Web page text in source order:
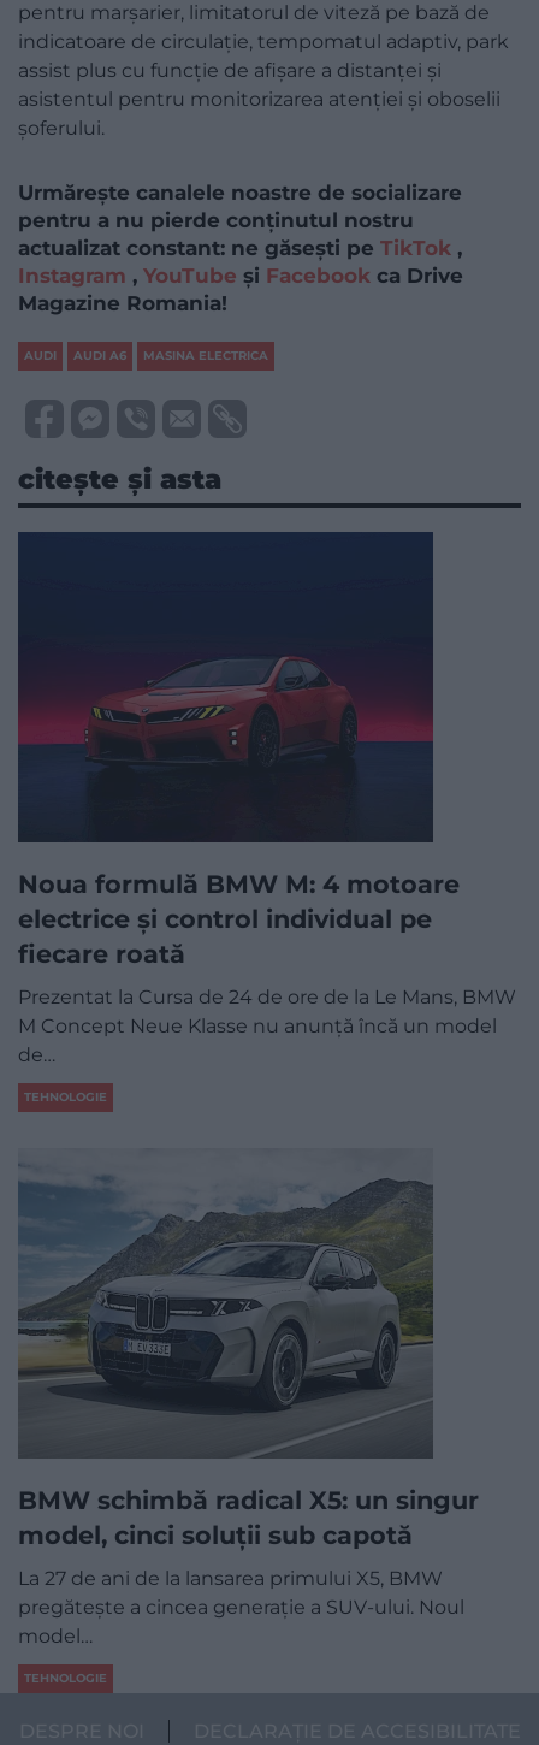
pentru marșarier, limitatorul de viteză pe bază de
indicatoare de circulație, tempomatul adaptiv, park
assist plus cu funcție de afișare a distanței și
asistentul pentru monitorizarea atenției și oboselii
șoferului.
Urmărește canalele noastre de socializare
pentru a nu pierde conținutul nostru
actualizat constant: ne găsești pe TikTok ,
Instagram , YouTube și Facebook ca Drive
Magazine Romania!
AUDI AUDI A6 MASINA ELECTRICA
citește și asta
Noua formulă BMW M: 4 motoare
electrice și control individual pe
fiecare roată
Prezentat la Cursa de 24 de ore de la Le Mans, BMW
M Concept Neue Klasse nu anunță încă un model
de…
TEHNOLOGIE
BMW schimbă radical X5: un singur
model, cinci soluții sub capotă
La 27 de ani de la lansarea primului X5, BMW
pregătește a cincea generație a SUV-ului. Noul
model…
TEHNOLOGIE